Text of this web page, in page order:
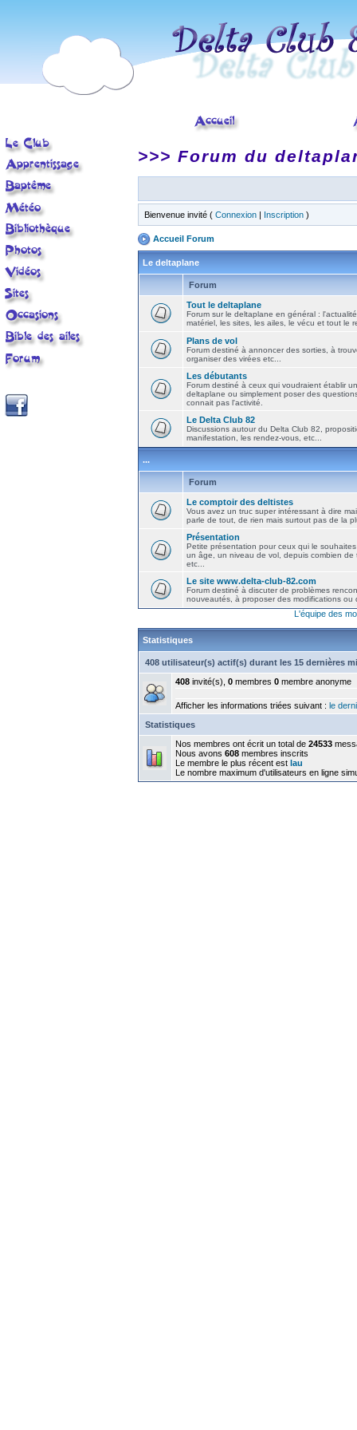
>>> Forum du
Bienvenue invité ( Connexion | Inscription )
Accueil Forum
Le deltaplane
Forum
Tout le deltaplane
Forum sur le deltaplane en général :
matériel, les sites, les ailes, le vécu et tout le
Plans de vol
Forum destiné à annoncer des sorties, à
organiser des virées etc...
Les débutants
Forum destiné à ceux qui voudraient établir
deltaplane ou simplement poser des
connait pas l'activité.
Le Delta Club 82
Discussions autour du Delta Club 82,
manifestation, les rendez-vous, etc...
...
Forum
Le comptoir des deltistes
Vous avez un truc super intéressant à dire
parle de tout, de rien mais surtout pas de la
Présentation
Petite présentation pour ceux qui le
un âge, un niveau de vol, depuis combien de
etc...
Le site www.delta-club-82.com
Forum destiné à discuter de problèmes
nouveautés, à proposer des modifications ou
L'équipe des
Statistiques
408 utilisateur(s) actif(s) durant les 15 dernières
408 invité(s), 0 membres 0 membre anonyme
Afficher les informations triées suivant : le
Statistiques
Nos membres ont écrit un total de 24533
Nous avons 608 membres inscrits
Le membre le plus récent est lau
Le nombre maximum d'utilisateurs en ligne